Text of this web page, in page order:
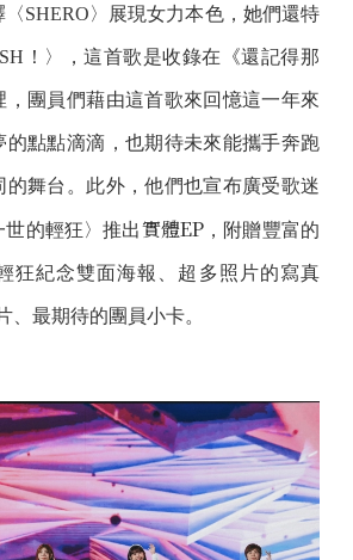
SHERO〉展現女力本色，她們還特
！〉，這首歌是收錄在《還記得那
，團員們藉由這首歌來回憶這一年來
的點點滴滴，也期待未來能攜手奔跑
的舞台。此外，他們也宣布廣受歌迷
的輕狂〉推出實體EP，附贈豐富的
狂紀念雙面海報、超多照片的寫真
、最期待的團員小卡。